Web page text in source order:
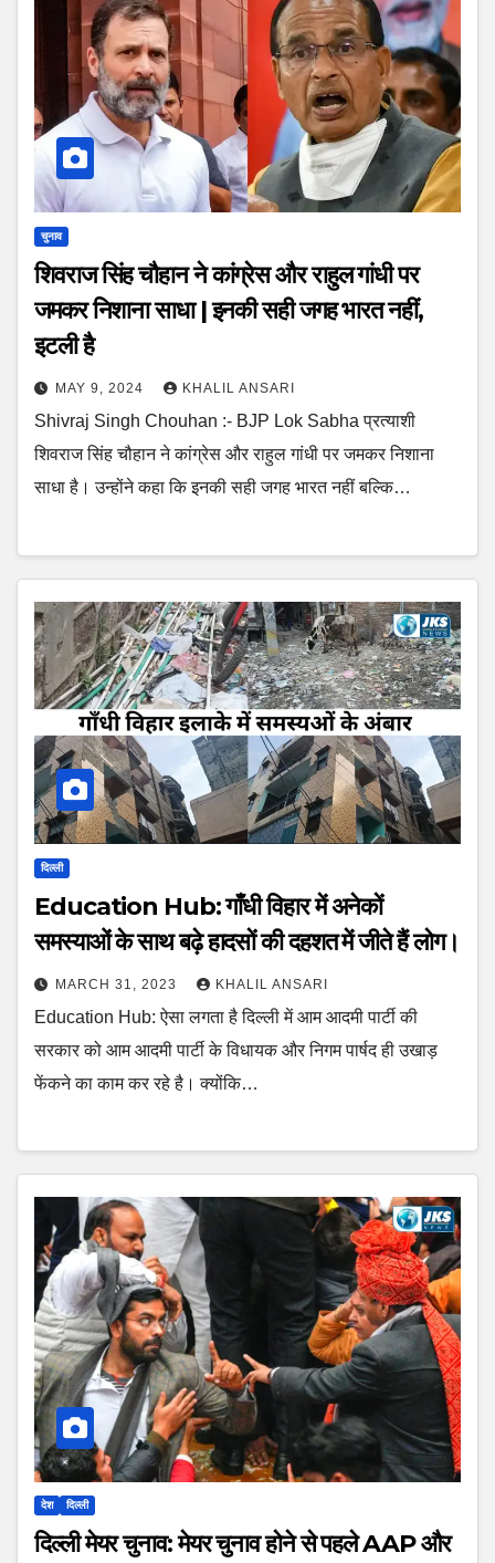
चुनाव
शिवराज सिंह चौहान ने कांग्रेस और राहुल गांधी पर
जमकर निशाना साधा | इनकी सही जगह भारत नहीं,
इटली है
MAY 9, 2024 KHALIL ANSARI
Shivraj Singh Chouhan :- BJP Lok Sabha प्रत्याशी
शिवराज सिंह चौहान ने कांग्रेस और राहुल गांधी पर जमकर निशाना
साधा है। उन्होंने कहा कि इनकी सही जगह भारत नहीं बल्कि…
दिल्ली
Education Hub: गाँधी विहार में अनेकों
समस्याओं के साथ बढ़े हादसों की दहशत में जीते हैं लोग।
MARCH 31, 2023 KHALIL ANSARI
Education Hub: ऐसा लगता है दिल्ली में आम आदमी पार्टी की
सरकार को आम आदमी पार्टी के विधायक और निगम पार्षद ही उखाड़
फेंकने का काम कर रहे है। क्योंकि…
देश दिल्ली
दिल्ली मेयर चुनाव: मेयर चुनाव होने से पहले AAP और